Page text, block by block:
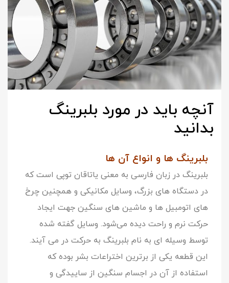
آنچه باید در مورد بلبرینگ
بدانید
بلبرینگ ها و انواع آن ها
بلبرینگ در زبان فارسی به معنی یاتاقان توپی است که
در دستگاه های بزرگ، وسایل مکانیکی و همچنین چرخ
های اتومبیل ها و ماشین های سنگین جهت ایجاد
حرکت نرم و راحت دیده می‌شود. وسایل گفته شده
توسط وسیله ای به نام بلبرینگ به حرکت در می آیند.
این قطعه یکی از برترین اختراعات بشر بوده که
استفاده از آن در اجسام سنگین از ساییدگی و